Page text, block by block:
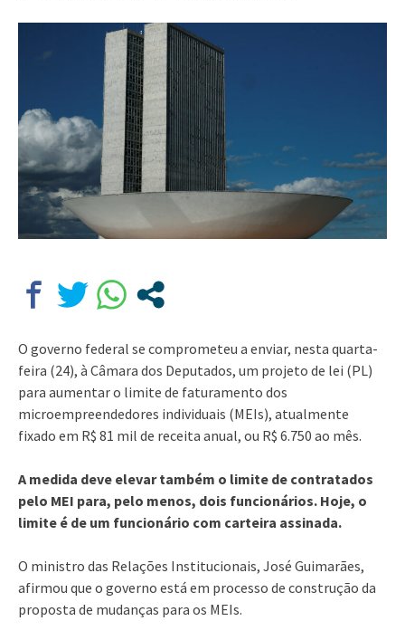
O governo federal se comprometeu a enviar, nesta quarta-
feira (24), à Câmara dos Deputados, um projeto de lei (PL)
para aumentar o limite de faturamento dos
microempreendedores individuais (MEIs), atualmente
fixado em R$ 81 mil de receita anual, ou R$ 6.750 ao mês.
A medida deve elevar também o limite de contratados
pelo MEI para, pelo menos, dois funcionários. Hoje, o
limite é de um funcionário com carteira assinada.
O ministro das Relações Institucionais, José Guimarães,
afirmou que o governo está em processo de construção da
proposta de mudanças para os MEIs.